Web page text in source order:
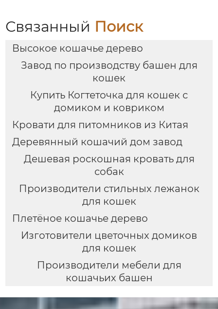
Связанный Поиск
Высокое кошачье дерево
Завод по производству башен для
кошек
Купить Когтеточка для кошек с
домиком и ковриком
Кровати для питомников из Китая
Деревянный кошачий дом завод
Дешевая роскошная кровать для
собак
Производители стильных лежанок
для кошек
Плетёное кошачье дерево
Изготовители цветочных домиков
для кошек
Производители мебели для
кошачьих башен